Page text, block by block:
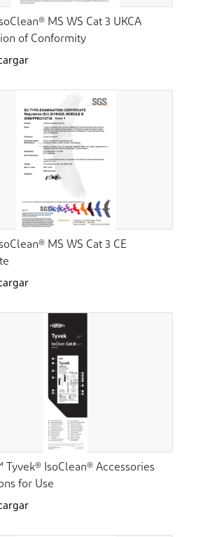
MS WS Cat 3 UKCA
of Conformity
MS WS Cat 3 CE
Tyvek® IsoClean® Accessories
for Use